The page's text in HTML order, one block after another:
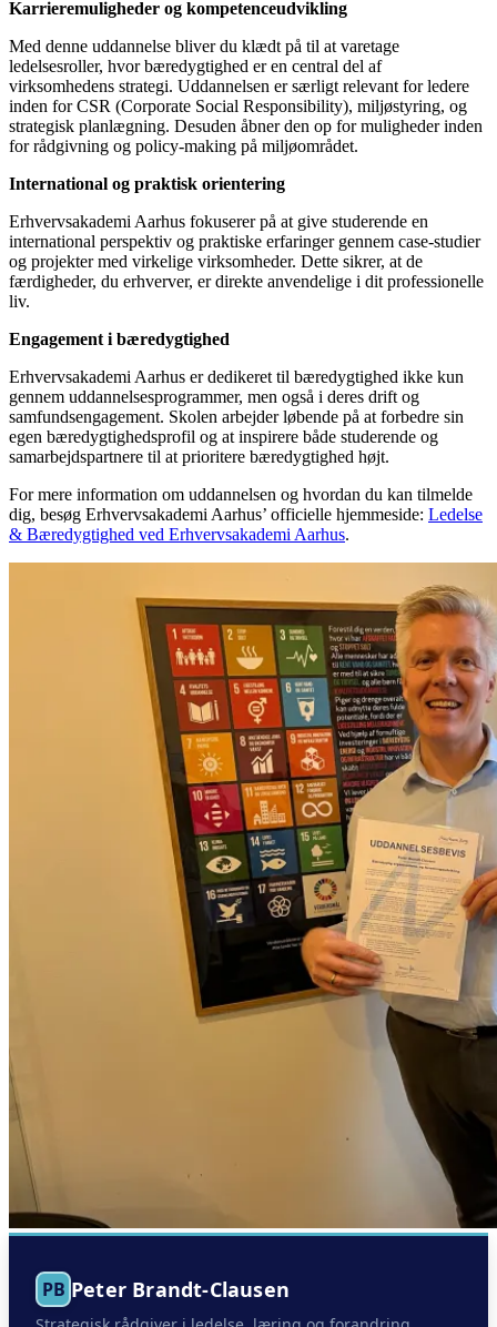
Karrieremuligheder og kompetenceudvikling
Med denne uddannelse bliver du klædt på til at varetage
ledelsesroller, hvor bæredygtighed er en central del af
virksomhedens strategi. Uddannelsen er særligt relevant for ledere
inden for CSR (Corporate Social Responsibility), miljøstyring, og
strategisk planlægning. Desuden åbner den op for muligheder inden
for rådgivning og policy-making på miljøområdet.
International og praktisk orientering
Erhvervsakademi Aarhus fokuserer på at give studerende en
international perspektiv og praktiske erfaringer gennem case-studier
og projekter med virkelige virksomheder. Dette sikrer, at de
færdigheder, du erhverver, er direkte anvendelige i dit professionelle
liv.
Engagement i bæredygtighed
Erhvervsakademi Aarhus er dedikeret til bæredygtighed ikke kun
gennem uddannelsesprogrammer, men også i deres drift og
samfundsengagement. Skolen arbejder løbende på at forbedre sin
egen bæredygtighedsprofil og at inspirere både studerende og
samarbejdspartnere til at prioritere bæredygtighed højt.
For mere information om uddannelsen og hvordan du kan tilmelde
dig, besøg Erhvervsakademi Aarhus’ officielle hjemmeside: Ledelse
& Bæredygtighed ved Erhvervsakademi Aarhus.
PB Peter Brandt-Clausen